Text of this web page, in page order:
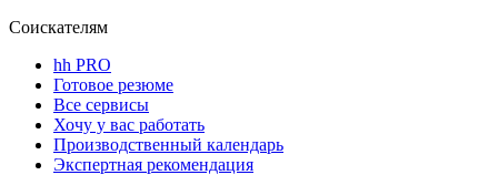
Соискателям
hh PRO
Готовое резюме
Все сервисы
Хочу у вас работать
Производственный календарь
Экспертная рекомендация